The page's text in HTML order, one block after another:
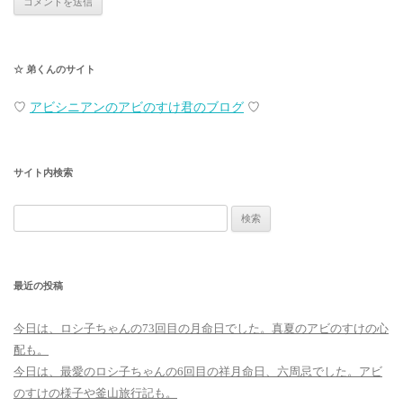
☆ 弟くんのサイト
♡ アビシニアンのアビのすけ君のブログ ♡
サイト内検索
索:
最近の投稿
今日は、ロシ子ちゃんの73回目の月命日でした。真夏のアビのすけの心
配も。
今日は、最愛のロシ子ちゃんの6回目の祥月命日、六周忌でした。アビ
のすけの様子や釜山旅行記も。